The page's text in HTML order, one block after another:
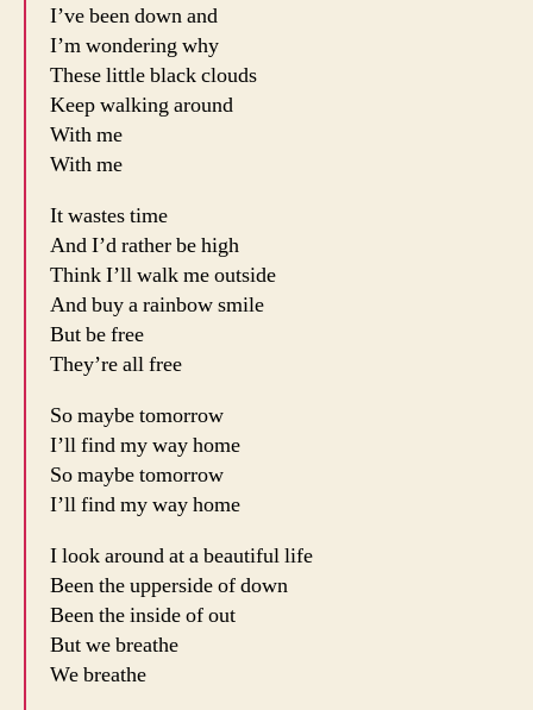
I’ve been down and
I’m wondering why
These little black clouds
Keep walking around
With me
With me
It wastes time
And I’d rather be high
Think I’ll walk me outside
And buy a rainbow smile
But be free
They’re all free
So maybe tomorrow
I’ll find my way home
So maybe tomorrow
I’ll find my way home
I look around at a beautiful life
Been the upperside of down
Been the inside of out
But we breathe
We breathe